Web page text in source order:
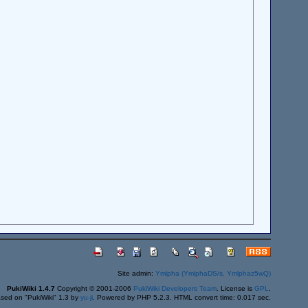
Site admin:Ymlpha (YmlphaDS/s, Ymlphaz5wQ)
PukiWiki 1.4.7 Copyright © 2001-2006 PukiWiki Developers Team. License isGPL.
on "PukiWiki" 1.3 byyu-ji. Powered by PHP 5.2.3. HTML convert time: 0.017 sec.